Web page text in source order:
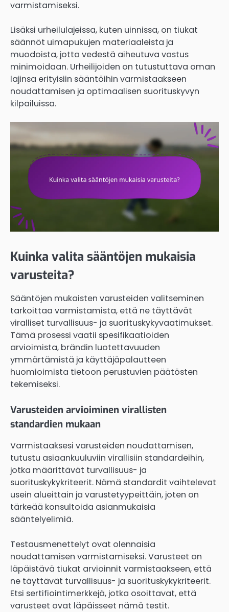
varmistamiseksi.
Lisäksi urheilulajeissa, kuten uinnissa, on tiukat
säännöt uimapukujen materiaaleista ja
muodoista, jotta vedestä aiheutuva vastus
minimoidaan. Urheilijoiden on tutustuttava oman
lajinsa erityisiin sääntöihin varmistaakseen
noudattamisen ja optimaalisen suorituskyvyn
kilpailuissa.
Kuinka valita sääntöjen mukaisia
varusteita?
Sääntöjen mukaisten varusteiden valitseminen
tarkoittaa varmistamista, että ne täyttävät
viralliset turvallisuus- ja suorituskykyvaatimukset.
Tämä prosessi vaatii spesifikaatioiden
arvioimista, brändin luotettavuuden
ymmärtämistä ja käyttäjäpalautteen
huomioimista tietoon perustuvien päätösten
tekemiseksi.
Varusteiden arvioiminen virallisten
standardien mukaan
Varmistaaksesi varusteiden noudattamisen,
tutustu asiaankuuluviin virallisiin standardeihin,
jotka määrittävät turvallisuus- ja
suorituskykykriteerit. Nämä standardit vaihtelevat
usein alueittain ja varustetyypeittäin, joten on
tärkeää konsultoida asianmukaisia
sääntelyelimiä.
Testausmenettelyt ovat olennaisia
noudattamisen varmistamiseksi. Varusteet on
läpäistävä tiukat arvioinnit varmistaakseen, että
ne täyttävät turvallisuus- ja suorituskykykriteerit.
Etsi sertifiointimerkkejä, jotka osoittavat, että
varusteet ovat läpäisseet nämä testit.